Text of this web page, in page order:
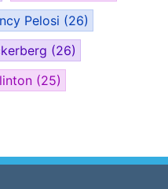
Pelosi (26)
(26)
(25)